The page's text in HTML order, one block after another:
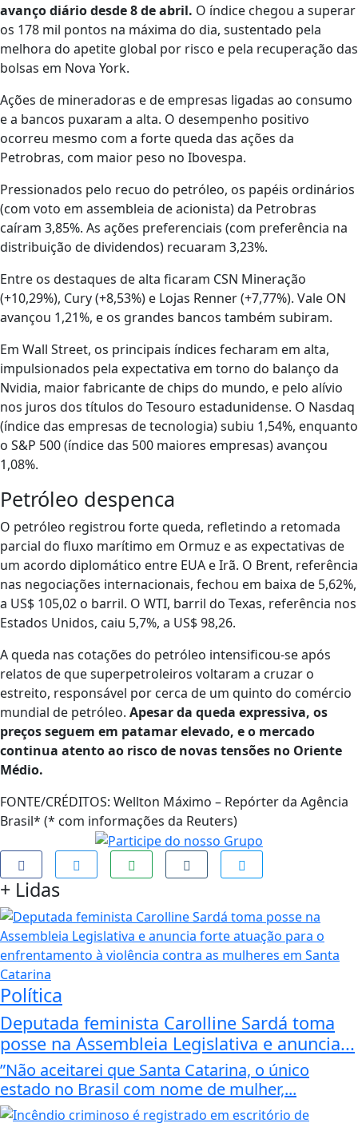
avanço diário desde 8 de abril. O índice chegou a superar
os 178 mil pontos na máxima do dia, sustentado pela
melhora do apetite global por risco e pela recuperação das
bolsas em Nova York.
Ações de mineradoras e de empresas ligadas ao consumo
e a bancos puxaram a alta. O desempenho positivo
ocorreu mesmo com a forte queda das ações da
Petrobras, com maior peso no Ibovespa.
Pressionados pelo recuo do petróleo, os papéis ordinários
(com voto em assembleia de acionista) da Petrobras
caíram 3,85%. As ações preferenciais (com preferência na
distribuição de dividendos) recuaram 3,23%.
Entre os destaques de alta ficaram CSN Mineração
(+10,29%), Cury (+8,53%) e Lojas Renner (+7,77%). Vale ON
avançou 1,21%, e os grandes bancos também subiram.
Em Wall Street, os principais índices fecharam em alta,
impulsionados pela expectativa em torno do balanço da
Nvidia, maior fabricante de chips do mundo, e pelo alívio
nos juros dos títulos do Tesouro estadunidense. O Nasdaq
(índice das empresas de tecnologia) subiu 1,54%, enquanto
o S&P 500 (índice das 500 maiores empresas) avançou
1,08%.
Petróleo despenca
O petróleo registrou forte queda, refletindo a retomada
parcial do fluxo marítimo em Ormuz e as expectativas de
um acordo diplomático entre EUA e Irã. O Brent, referência
nas negociações internacionais, fechou em baixa de 5,62%,
a US$ 105,02 o barril. O WTI, barril do Texas, referência nos
Estados Unidos, caiu 5,7%, a US$ 98,26.
A queda nas cotações do petróleo intensificou-se após
relatos de que superpetroleiros voltaram a cruzar o
estreito, responsável por cerca de um quinto do comércio
mundial de petróleo. Apesar da queda expressiva, os
preços seguem em patamar elevado, e o mercado
continua atento ao risco de novas tensões no Oriente
Médio.
FONTE/CRÉDITOS: Wellton Máximo – Repórter da Agência
Brasil* (* com informações da Reuters)
+ Lidas
Política
Deputada feminista Carolline Sardá toma
posse na Assembleia Legislativa e anuncia...
”Não aceitarei que Santa Catarina, o único
estado no Brasil com nome de mulher,...